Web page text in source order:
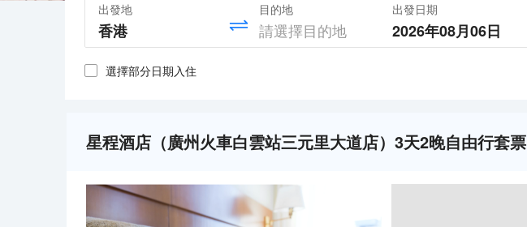
出發地 目的地 出發日期
2026年08月06日
選擇部分日期入住
星程酒店（廣州火車白雲站三元里大道店）3天2晚自由行套票